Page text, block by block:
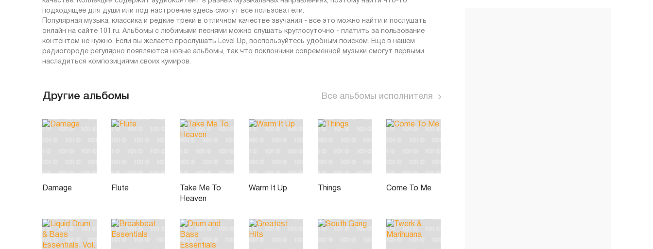
подходящее для души или под настроение здесь смогут все пользователи.
Популярная музыка, классика и редкие треки в отличном качестве звучания - все это можно найти и послушать
онлайн на сайте 101.ru. Альбомы с любимыми песнями можно слушать круглосуточно - платить за пользование
контентом не нужно. Если вы желаете прослушать Level Up, воспользуйтесь удобным поиском. Еще в нашем
радиогороде регулярно появляются новые альбомы, так что поклонники современной музыки смогут первыми
насладиться композициями своих кумиров.
Другие альбомы Все альбомы исполнителя
Damage Flute
Take Me To
Heaven
Warm It Up Things Come To Me